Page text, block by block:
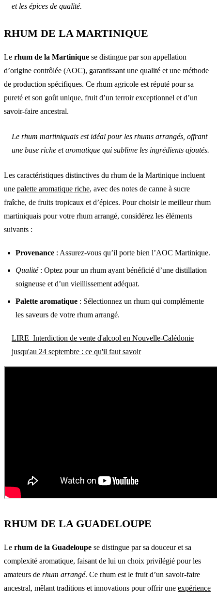
et les épices de qualité.
RHUM DE LA MARTINIQUE
Le rhum de la Martinique se distingue par son appellation
d’origine contrôlée (AOC), garantissant une qualité et une méthode
de production spécifiques. Ce rhum agricole est réputé pour sa
pureté et son goût unique, fruit d’un terroir exceptionnel et d’un
savoir-faire ancestral.
Le rhum martiniquais est idéal pour les rhums arrangés, offrant
une base riche et aromatique qui sublime les ingrédients ajoutés.
Les caractéristiques distinctives du rhum de la Martinique incluent
une palette aromatique riche, avec des notes de canne à sucre
fraîche, de fruits tropicaux et d’épices. Pour choisir le meilleur rhum
martiniquais pour votre rhum arrangé, considérez les éléments
suivants :
Provenance : Assurez-vous qu’il porte bien l’AOC Martinique.
Qualité: Optez pour un rhum ayant bénéficié d’une distillation
soigneuse et d’un vieillissement adéquat.
Palette aromatique : Sélectionnez un rhum qui complémente
les saveurs de votre rhum arrangé.
LIRE Interdiction de vente d'alcool en Nouvelle-Calédonie
jusqu'au 24 septembre : ce qu'il faut savoir
RHUM DE LA GUADELOUPE
Le rhum de la Guadeloupe se distingue par sa douceur et sa
complexité aromatique, faisant de lui un choix privilégié pour les
amateurs de rhum arrangé. Ce rhum est le fruit d’un savoir-faire
ancestral, mêlant traditions et innovations pour offrir une expérience